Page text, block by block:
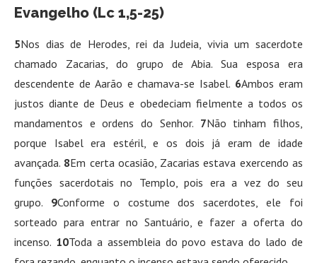
Evangelho (Lc 1,5-25)
5Nos dias de Herodes, rei da Judeia, vivia um sacerdote
chamado Zacarias, do grupo de Abia. Sua esposa era
descendente de Aarão e chamava-se Isabel. 6Ambos eram
justos diante de Deus e obedeciam fielmente a todos os
mandamentos e ordens do Senhor. 7Não tinham filhos,
porque Isabel era estéril, e os dois já eram de idade
avançada. 8Em certa ocasião, Zacarias estava exercendo as
funções sacerdotais no Templo, pois era a vez do seu
grupo. 9Conforme o costume dos sacerdotes, ele foi
sorteado para entrar no Santuário, e fazer a oferta do
incenso. 10Toda a assembleia do povo estava do lado de